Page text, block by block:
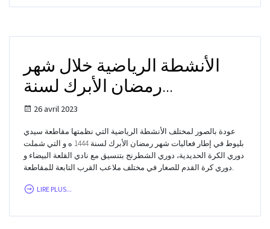
الأنشطة الرياضية خلال شهر
رمضان الأبرك لسنة...
26 avril 2023
عودة بالصور لمختلف الأنشطة الرياضية التي نظمتها مقاطعة سيدي
بليوط في إطار فعاليات شهر رمضان الأبرك لسنة 1444 ه و التي شملت
دوري الكرة الحديدية، دوري الشطرنج بتنسيق مع نادي القلعة البيضاء و
دوري كرة القدم للصغار في مختلف ملاعب القرب التابعة للمقاطعة.
LIRE PLUS...